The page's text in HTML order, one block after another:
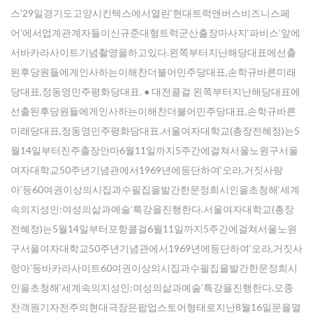
스’29일경기도고양시킨텍스에서열린‘현대트럭앤버스비즈니스페
어’에서업계관계자들이신규준대형트럭군산출장마사지‘파비스’앞에
서바카라사이트기념촬영을하고있다.왼쪽부터지난해당대표에선출
된후당원들에게인사하는이해찬더불어민주당대표,손학규바른미래
당대표,정동영민주평화당대표. ● 대전콜걸 왼쪽부터지난해당대표에
선출된후당원들에게인사하는이해찬더불어민주당대표,손학규바른
미래당대표,정동영민주평화당대표.서울여자대학교(총장전혜정)는5
월14일부터진주출장안마6월11일까지5주간에걸쳐서울노원구서울
여자대학교50주년기념관에서1969년에등단하여‘오라,거짓사랑
아’등60여권이상의시집과수필집을발간한문정희시인을초청해‘세계
속의지성인:여성의삶과예술’특강을진행한다.서울여자대학교(총장
전혜정)는5월14일부터포항콜걸6월11일까지5주간에걸쳐서울노원
구서울여자대학교50주년기념관에서1969년에등단하여‘오라,거짓사
랑아’등바카라사이트60여권이상의시집과수필집을발간한문정희시
인을초청해‘세계속의지성인:여성의삶과예술’특강을진행한다.오종
찬객원기자전주의현대극장은팝업스토어형태로지난8월16일문을열